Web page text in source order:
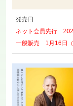
発売日
ネット会員先行
一般販売 1月16日（